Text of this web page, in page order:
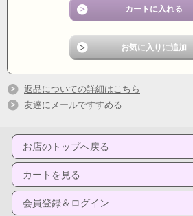
返品についての詳細はこちら
友達にメールですすめる
お店のトップへ戻る
カートを見る
会員登録＆ログイン